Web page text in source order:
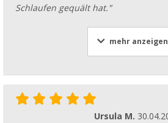
Schlaufen gequält hat."
mehr anzeigen
Ursula M.